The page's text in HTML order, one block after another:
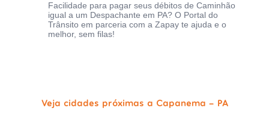
Facilidade para pagar seus débitos de Caminhão
igual a um Despachante em PA? O Portal do
Trânsito em parceria com a Zapay te ajuda e o
melhor, sem filas!
Veja cidades próximas a Capanema - PA